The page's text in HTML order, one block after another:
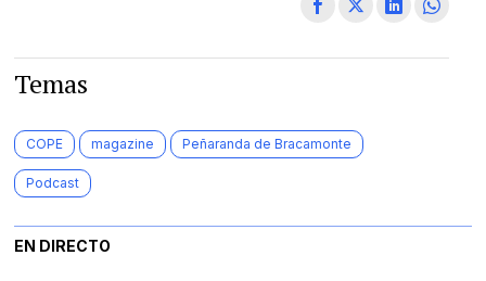
Temas
COPE magazine Peñaranda de Bracamonte
Podcast
EN DIRECTO